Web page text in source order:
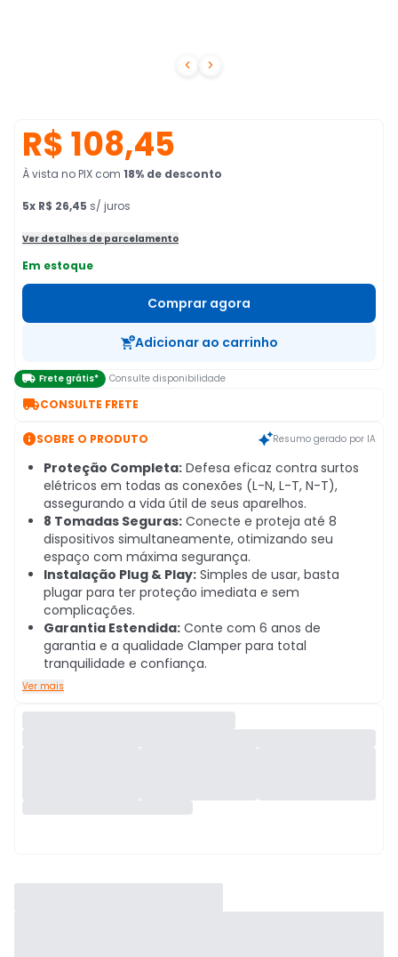
 
R$ 108,45
À vista no PIX com 18% de desconto
5x R$ 26,45 s/ juros
Ver detalhes de parcelamento
Em estoque
Comprar agora
Adicionar ao carrinho
 Frete grátis* Consulte disponibilidade
CONSULTE FRETE
SOBRE O PRODUTO Resumo gerado por IA
Proteção Completa: Defesa eficaz contra surtos
elétricos em todas as conexões (L-N, L-T, N-T),
assegurando a vida útil de seus aparelhos.
8 Tomadas Seguras: Conecte e proteja até 8
dispositivos simultaneamente, otimizando seu
espaço com máxima segurança.
Instalação Plug & Play: Simples de usar, basta
plugar para ter proteção imediata e sem
complicações.
Garantia Estendida: Conte com 6 anos de
garantia e a qualidade Clamper para total
tranquilidade e confiança.
Ver mais